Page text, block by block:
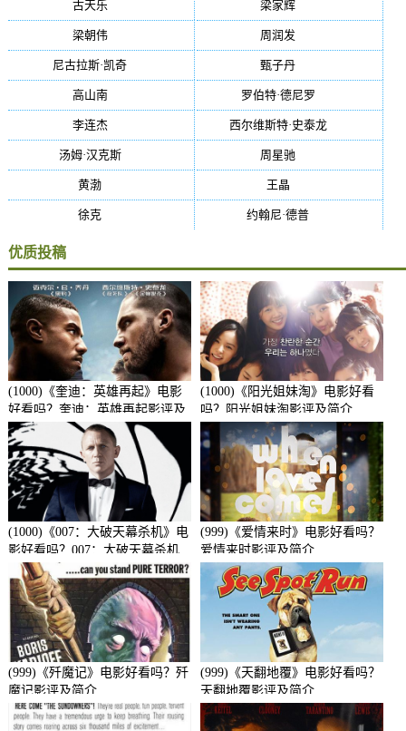
古天乐 梁家辉
梁朝伟(37) 周润发
尼古拉斯·凯奇 甄子丹
高山南(33) 罗伯特·德尼罗
李连杰(29) 西尔维斯特·史泰龙(29)
汤姆·汉克斯(27) 周星驰
黄渤 王晶
徐克 约翰尼·德普
优质投稿
(1000)《奎迪：英雄再起》电影
好看吗？奎迪：英雄再起影评及
简介
(1000)《阳光姐妹淘》电影好看
吗？阳光姐妹淘影评及简介
(1000)《007：大破天幕杀机》电
影好看吗？007：大破天幕杀机
影评及简介
(999)《爱情来时》电影好看吗？
爱情来时影评及简介
(999)《歼魔记》电影好看吗？歼
魔记影评及简介
(999)《天翻地覆》电影好看吗？
天翻地覆影评及简介